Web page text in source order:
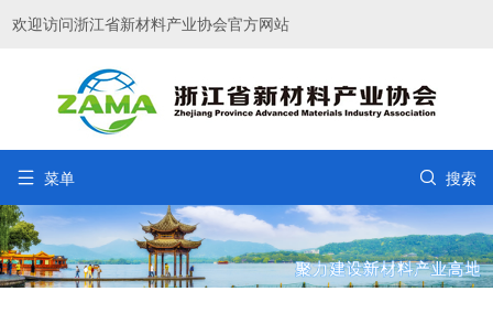
欢迎访问浙江省新材料产业协会官方网站
 菜单  搜索